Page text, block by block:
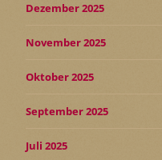
Dezember 2025
November 2025
Oktober 2025
September 2025
Juli 2025